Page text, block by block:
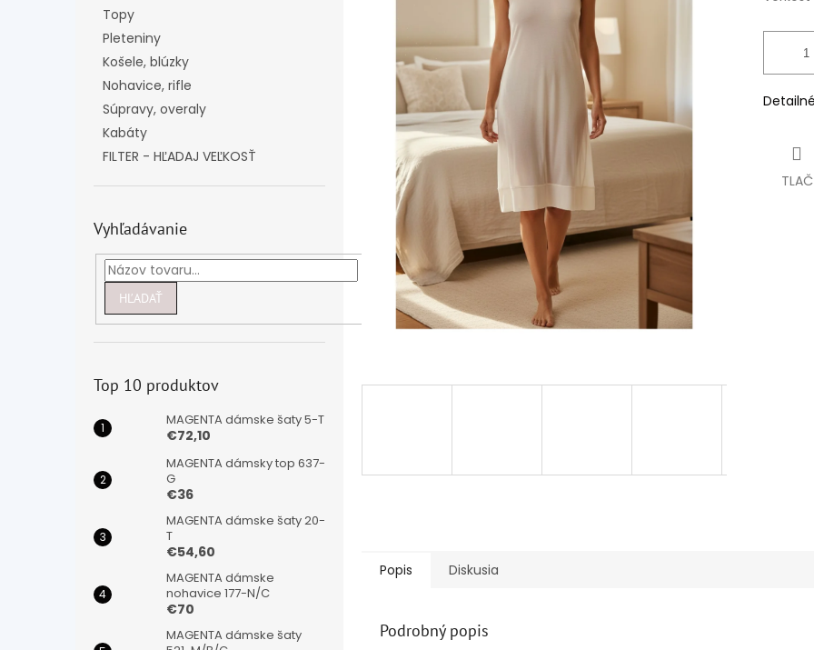
Topy
Pleteniny
Košele, blúzky
Nohavice, rifle
Súpravy, overaly
Kabáty
FILTER - HĽADAJ VEĽKOSŤ
Vyhľadávanie
HĽADAŤ
Top 10 produktov
MAGENTA dámske šaty 5-T
€72,10
MAGENTA dámsky top 637-
G
€36
MAGENTA dámske šaty 20-
T
€54,60
MAGENTA dámske
nohavice 177-N/C
€70
MAGENTA dámske šaty
TLAČ
Popis Diskusia
Podrobný popis